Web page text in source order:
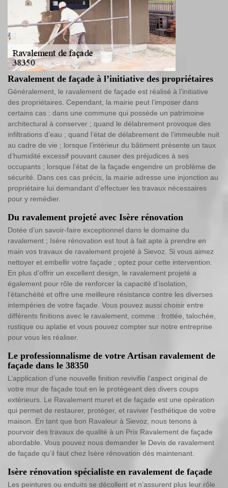
Ravalement de façade à l’initiative des propriétaires
Généralement, le ravalement de façade est réalisé à l’initiative
des propriétaires. Cependant, la mairie peut l’imposer dans
certains cas : dans une commune qui possède un patrimoine
architectural à conserver ; quand le délabrement provoque des
infiltrations d’eau ; quand l’état de délabrement de l’immeuble nuit
au cadre de vie ; lorsque l’intérieur du bâtiment présente un taux
d’humidité excessif pouvant causer des préjudices à ses
occupants ; lorsque l’état de la façade engendre un problème de
sécurité. Dans ces cas précis, la mairie adresse une injonction au
propriétaire lui demandant d’effectuer les travaux nécessaires
pour y remédier.
Du ravalement projeté avec Isère rénovation
Dotée d’un savoir-faire exceptionnel dans le domaine du
ravalement ; Isère rénovation est tout à fait apte à prendre en
main vos travaux de ravalement projeté à Sievoz. Si vous aimez
nettoyer et embellir votre façade ; optez pour cette intervention.
En plus d’offrir un excellent design, le ravalement projeté a
également pour rôle de renforcer la capacité d’isolation,
l’étanchéité et offre une meilleure résistance contre les diverses
intempéries de votre façade. Vous pouvez aussi choisir entre
différents finitions avec le ravalement, comme : frottée, talochée,
rustique ou aplatie et vous pouvez compter sur notre entreprise
pour vous les réaliser.
Le professionnalisme de votre Artisan ravalement de
façade dans le 38350
L’application d’une nouvelle finition revivifie l’aspect original de
votre mur de façade tout en le protégeant des divers coups
extérieurs. Le Ravalement muret et de façade est une opération
qui permet de restaurer, protéger, et raviver l’esthétique de votre
maison. En tant que bon Ravaleur à Sievoz, nous tenons à
pourvoir des travaux de qualité à un Prix Ravalement de façade
abordable. Vous pouvez nous demander le Devis de ravalement
de façade qu’il faut chez Isère rénovation dès maintenant.
Isère rénovation spécialiste en ravalement de façade
Les peintures ou enduits se décollent et n’assurent plus leur rôle